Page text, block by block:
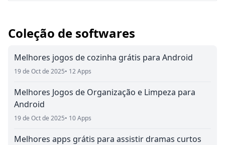
Coleção de softwares
Melhores jogos de cozinha grátis para Android
19 de Oct de 2025• 12 Apps
Melhores Jogos de Organização e Limpeza para
Android
19 de Oct de 2025• 10 Apps
Melhores apps grátis para assistir dramas curtos